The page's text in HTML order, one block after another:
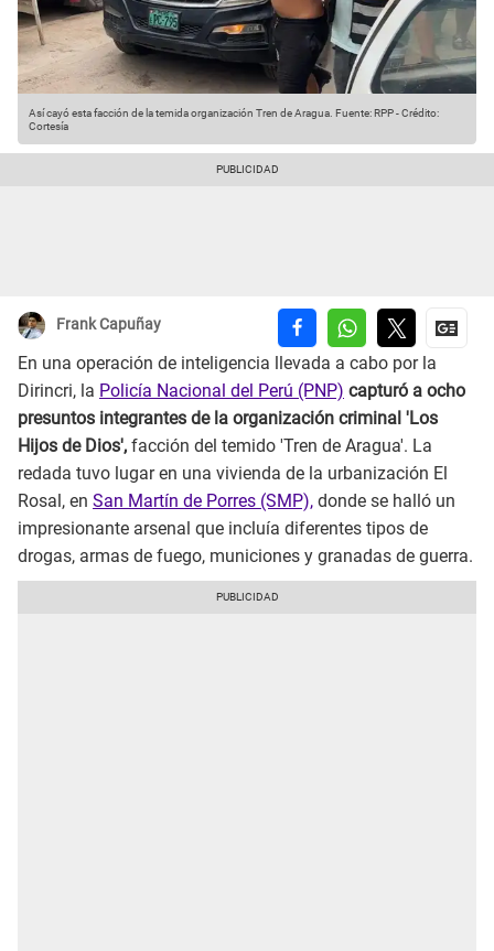
Así cayó esta facción de la temida organización Tren de Aragua. Fuente: RPP-Crédito:
Cortesía
Frank Capuñay
En una operación de inteligencia llevada a cabo por la
Dirincri, la Policía Nacional del Perú (PNP) capturó a ocho
presuntos integrantes de la organización criminal 'Los
Hijos de Dios', facción del temido 'Tren de Aragua'. La
redada tuvo lugar en una vivienda de la urbanización El
Rosal, en San Martín de Porres (SMP), donde se halló un
impresionante arsenal que incluía diferentes tipos de
drogas, armas de fuego, municiones y granadas de guerra.